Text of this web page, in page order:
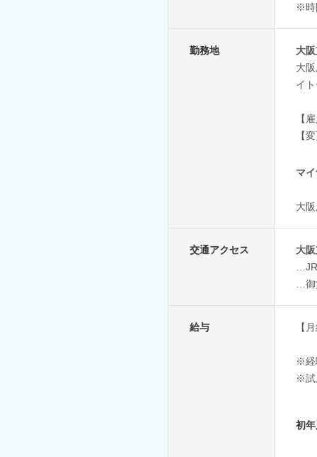
※時
勤務地
大
大
イ
【
【
マ
大
交通アクセス
大
…
給与 【
※経
※試
初